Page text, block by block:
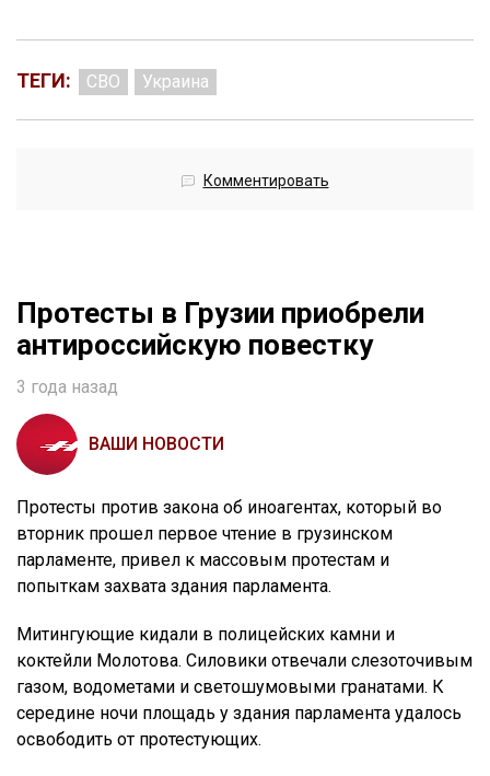
ТЕГИ: СВО Украина
Комментировать
Протесты в Грузии приобрели
антироссийскую повестку
3 года назад
ВАШИ НОВОСТИ
Протесты против закона об иноагентах, который во
вторник прошел первое чтение в грузинском
парламенте, привел к массовым протестам и
попыткам захвата здания парламента.
Митингующие кидали в полицейских камни и
коктейли Молотова. Силовики отвечали слезоточивым
газом, водометами и светошумовыми гранатами. К
середине ночи площадь у здания парламента удалось
освободить от протестующих.